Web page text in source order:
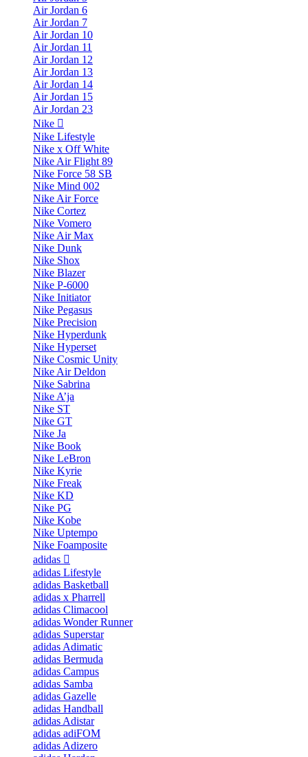
Air Jordan 6
Air Jordan 7
Air Jordan 10
Air Jordan 11
Air Jordan 12
Air Jordan 13
Air Jordan 14
Air Jordan 15
Air Jordan 23
Nike
Nike Lifestyle
Nike x Off White
Nike Air Flight 89
Nike Force 58 SB
Nike Mind 002
Nike Air Force
Nike Cortez
Nike Vomero
Nike Air Max
Nike Dunk
Nike Shox
Nike Blazer
Nike P-6000
Nike Initiator
Nike Pegasus
Nike Precision
Nike Hyperdunk
Nike Hyperset
Nike Cosmic Unity
Nike Air Deldon
Nike Sabrina
Nike A’ja
Nike ST
Nike GT
Nike Ja
Nike Book
Nike LeBron
Nike Kyrie
Nike Freak
Nike KD
Nike PG
Nike Kobe
Nike Uptempo
Nike Foamposite
adidas
adidas Lifestyle
adidas Basketball
adidas x Pharrell
adidas Climacool
adidas Wonder Runner
adidas Superstar
adidas Adimatic
adidas Bermuda
adidas Campus
adidas Samba
adidas Gazelle
adidas Handball
adidas Adistar
adidas adiFOM
adidas Adizero